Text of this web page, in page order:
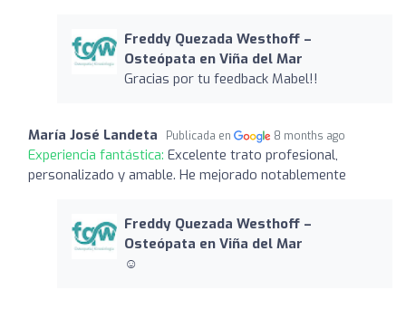
Freddy Quezada Westhoff –
Osteópata en Viña del Mar
Gracias por tu feedback Mabel!!
María José Landeta Publicada en 8 months ago
Experiencia fantástica: Excelente trato profesional,
personalizado y amable. He mejorado notablemente
Freddy Quezada Westhoff –
Osteópata en Viña del Mar
☺️